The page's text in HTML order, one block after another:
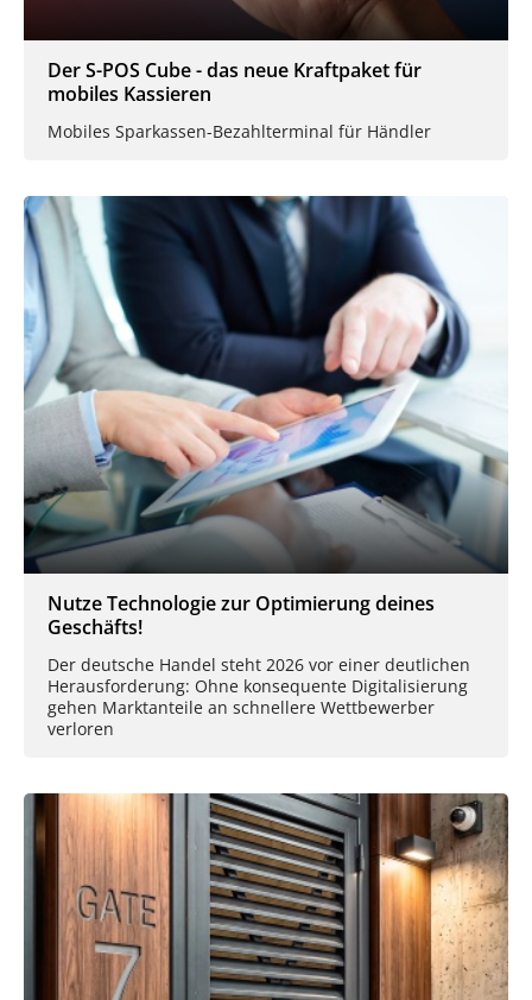
Der S-POS Cube - das neue Kraftpaket für
mobiles Kassieren
Mobiles Sparkassen-Bezahlterminal für Händler
Nutze Technologie zur Optimierung deines
Geschäfts!
Der deutsche Handel steht 2026 vor einer deutlichen
Herausforderung: Ohne konsequente Digitalisierung
gehen Marktanteile an schnellere Wettbewerber
verloren